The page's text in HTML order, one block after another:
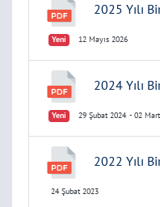
2025 Yılı
Yeni 12 Mayıs 2026
2024 Yılı
Yeni 29 Şubat 2024 - 02
2022 Yılı
24 Şubat 2023